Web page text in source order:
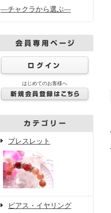
―チャクラから選ぶ―
はじめてのお客様へ
ブレスレット
ピアス・イヤリング